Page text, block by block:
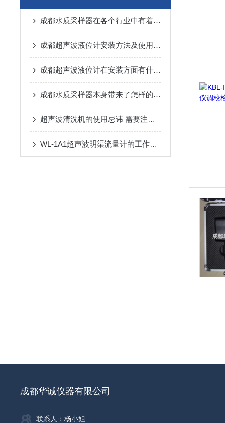
成都水质采样器在各个行业中有着怎样的作用呢？
成都超声波液位计安装方法及使用注意事项
成都超声波液位计在安装方面有什么要领？
成都水质采样器本身带来了怎样的特点呢？
超声波清洗机的使用忌讳 需要注意什么
WL-1A1超声波明渠流量计的工作原理
成都华诚仪器有限公司
联系人：杨小姐